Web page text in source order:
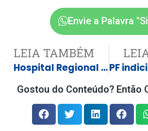
Envie a Palavra
LEIA TAMBÉM
Hospital Regional de Três Lagoas participa de encontro nacional sobre segurança do paciente e apresenta resultados na redução de infecções em UTI
Gostou do Conteúdo? Então